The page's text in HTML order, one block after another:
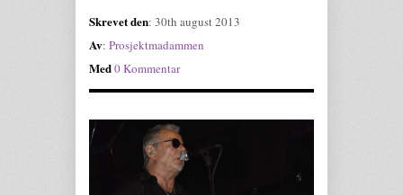
Skrevet den: 30th august 2013
Av: Prosjektmadammen
Med0 Kommentar